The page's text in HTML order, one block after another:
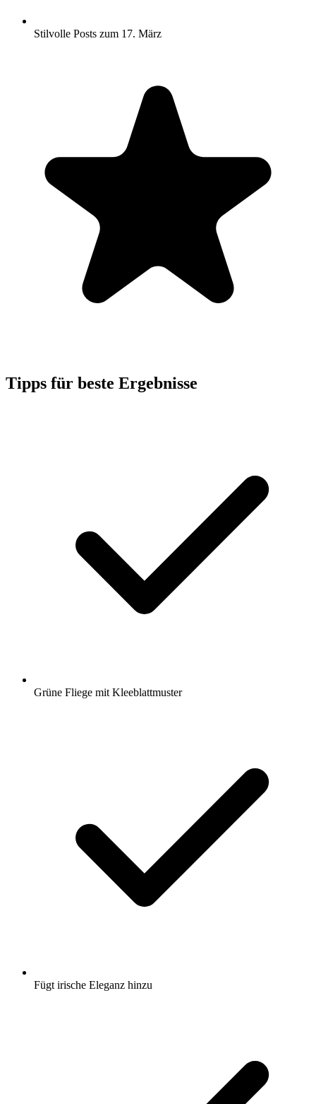
Stilvolle Posts zum 17. März
Tipps für beste Ergebnisse
Grüne Fliege mit Kleeblattmuster
Fügt irische Eleganz hinzu